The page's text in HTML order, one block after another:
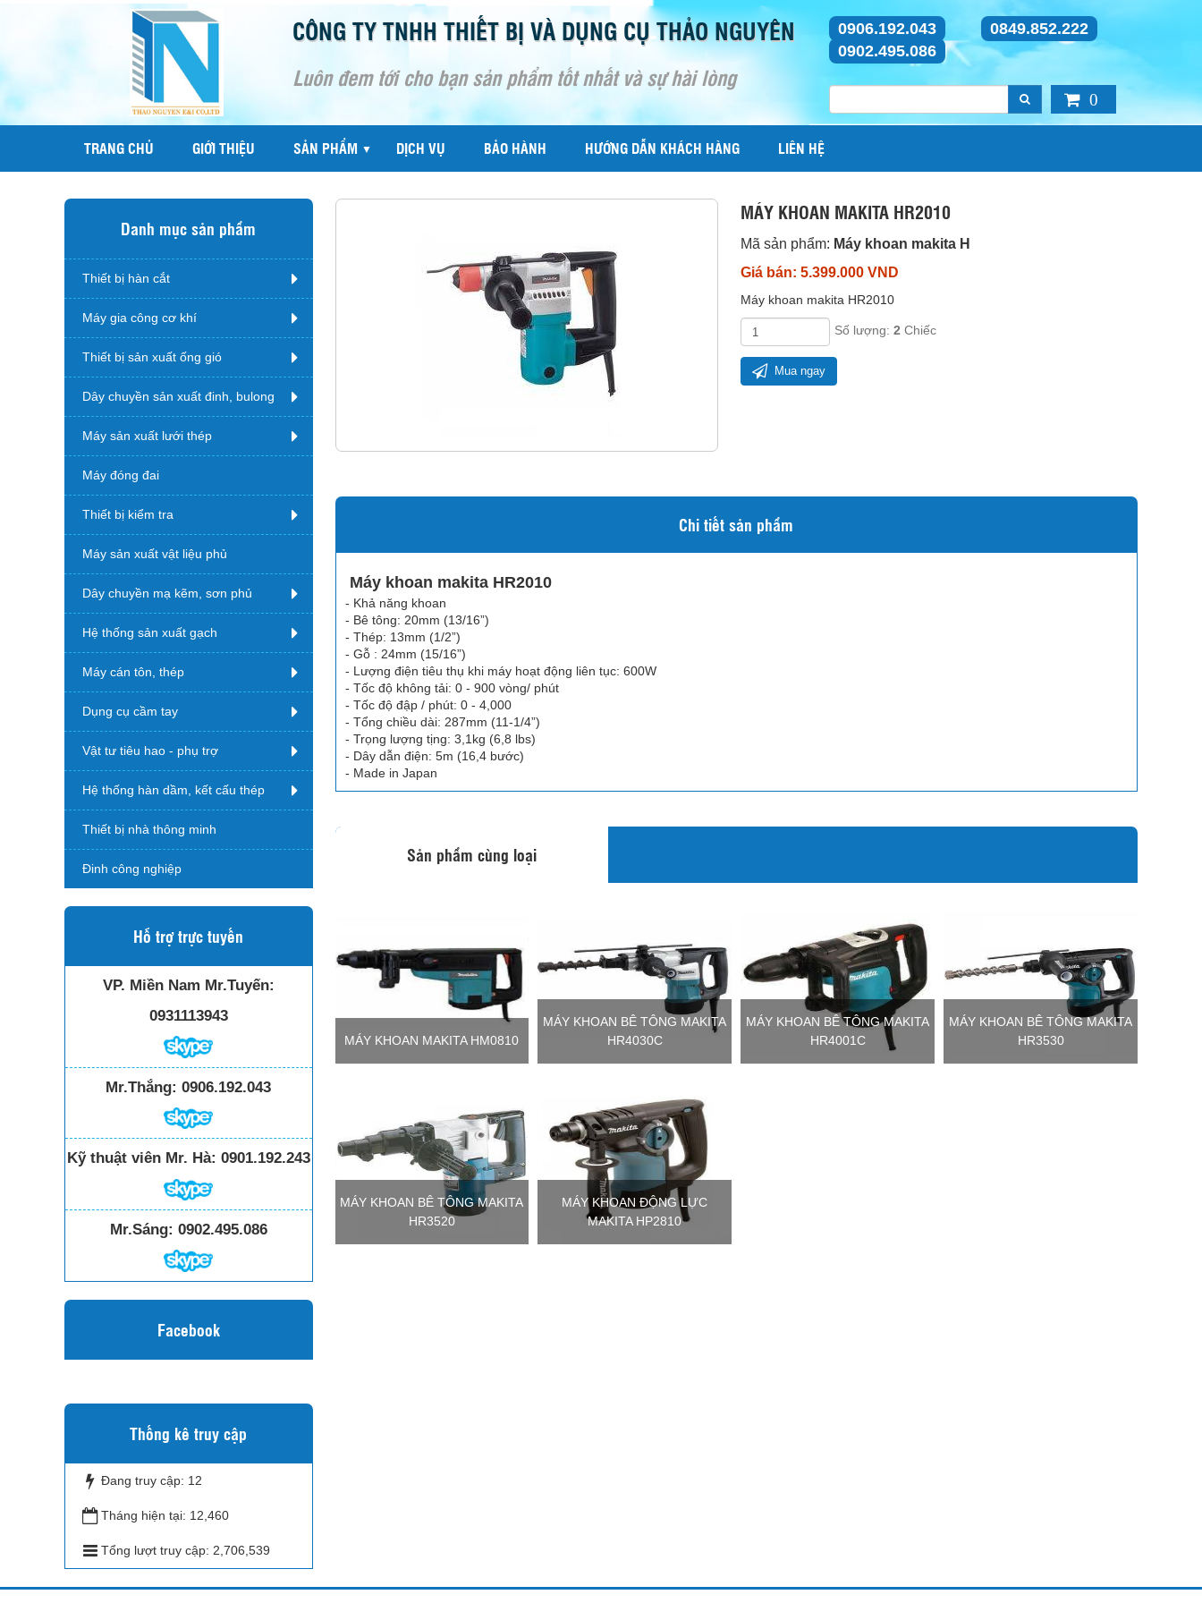
CÔNG TY TNHH THIẾT BỊ VÀ DỤNG CỤ THẢO NGUYÊN
Luôn đem tới cho bạn sản phẩm tốt nhất và sự hài lòng
0906.192.043
0849.852.222
0902.495.086
0
TRANG CHỦ GIỚI THIỆU SẢN PHẨM ▼ DỊCH VỤ BẢO HÀNH HƯỚNG DẪN KHÁCH HÀNG LIÊN HỆ
MÁY KHOAN MAKITA HR2010
Mã sản phẩm: Máy khoan makita H
Giá bán: 5.399.000 VND
Máy khoan makita HR2010
Số lượng:2 Chiếc
Mua ngay
Chi tiết sản phẩm
Máy khoan makita HR2010
- Khả năng khoan
- Bê tông: 20mm (13/16”)
- Thép: 13mm (1/2”)
- Gỗ : 24mm (15/16”)
- Lượng điện tiêu thụ khi máy hoạt động liên tục: 600W
- Tốc độ không tải: 0 - 900 vòng/ phút
- Tốc độ đập / phút: 0 - 4,000
- Tổng chiều dài: 287mm (11-1/4”)
- Trọng lượng tịng: 3,1kg (6,8 lbs)
- Dây dẫn điện: 5m (16,4 bước)
- Made in Japan
Sản phẩm cùng loại
MÁY KHOAN MAKITA HM0810
MÁY KHOAN BÊ TÔNG MAKITA
HR4030C
MÁY KHOAN BÊ TÔNG MAKITA
HR4001C
MÁY KHOAN BÊ TÔNG MAKITA
HR3530
MÁY KHOAN BÊ TÔNG MAKITA
HR3520
MÁY KHOAN ĐỘNG LỰC
MAKITA HP2810
Danh mục sản phẩm
Thiết bị hàn cắt
Máy gia công cơ khí
Thiết bị sản xuất ống gió
Dây chuyền sản xuất đinh, bulong
Máy sản xuất lưới thép
Máy đóng đai
Thiết bị kiểm tra
Máy sản xuất vật liệu phủ
Dây chuyền mạ kẽm, sơn phủ
Hệ thống sản xuất gạch
Máy cán tôn, thép
Dụng cụ cầm tay
Vật tư tiêu hao - phụ trợ
Hệ thống hàn dầm, kết cấu thép
Thiết bị nhà thông minh
Đinh công nghiệp
Hỗ trợ trực tuyến
VP. Miền Nam Mr.Tuyến:
0931113943
Mr.Thắng: 0906.192.043
Kỹ thuật viên Mr. Hà: 0901.192.243
Mr.Sáng: 0902.495.086
Facebook
Thống kê truy cập
Đang truy cập: 12
Tháng hiện tại: 12,460
Tổng lượt truy cập: 2,706,539